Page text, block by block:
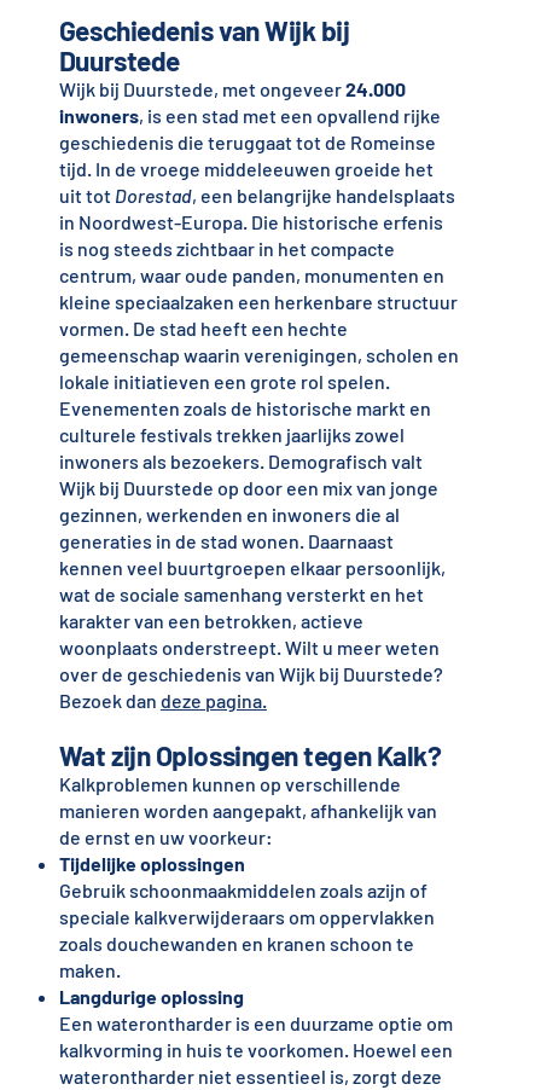
Geschiedenis van Wijk bij
Duurstede
Wijk bij Duurstede, met ongeveer24.000
inwoners, is een stad met een opvallend rijke
geschiedenis die teruggaat tot de Romeinse
tijd. In de vroege middeleeuwen groeide het
uit tot Dorestad, een belangrijke handelsplaats
in Noordwest-Europa. Die historische erfenis
is nog steeds zichtbaar in het compacte
centrum, waar oude panden, monumenten en
kleine speciaalzaken een herkenbare structuur
vormen. De stad heeft een hechte
gemeenschap waarin verenigingen, scholen en
lokale initiatieven een grote rol spelen.
Evenementen zoals de historische markt en
culturele festivals trekken jaarlijks zowel
inwoners als bezoekers. Demografisch valt
Wijk bij Duurstede op door een mix van jonge
gezinnen, werkenden en inwoners die al
generaties in de stad wonen. Daarnaast
kennen veel buurtgroepen elkaar persoonlijk,
wat de sociale samenhang versterkt en het
karakter van een betrokken, actieve
woonplaats onderstreept. Wilt u meer weten
over de geschiedenis van Wijk bij Duurstede?
Bezoek dan deze pagina.
Wat zijn Oplossingen tegen Kalk?
Kalkproblemen kunnen op verschillende
manieren worden aangepakt, afhankelijk van
de ernst en uw voorkeur:
Tijdelijke oplossingen
Gebruik schoonmaakmiddelen zoals azijn of
speciale kalkverwijderaars om oppervlakken
zoals douchewanden en kranen schoon te
maken.
Langdurige oplossing
Een waterontharder is een duurzame optie om
kalkvorming in huis te voorkomen. Hoewel een
waterontharder niet essentieel is, zorgt deze